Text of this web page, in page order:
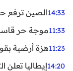
14:33الصين ترفع
11:33موجة حر
11:23هزة أرضية بقوة 5.6 درجات تضرب
14:20إيطاليا تعلن التأهب